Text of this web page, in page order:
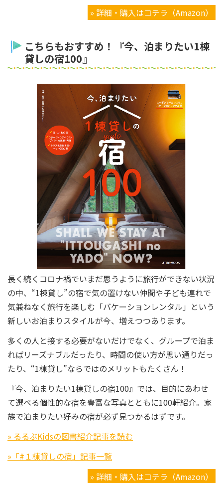
» 詳細・購入はコチラ（Amazon）
こちらもおすすめ！『今、泊まりたい1棟
貸しの宿100』
長く続くコロナ禍でいまだ思うように旅行ができない状況
の中、“1棟貸し”の宿で気の置けない仲間や子ども連れで
気兼ねなく旅行を楽しむ「バケーションレンタル」という
新しいお泊まりスタイルが今、増えつつあります。
多くの人と接する必要がないだけでなく、グループで泊ま
ればリーズナブルだったり、時間の使い方が思い通りだっ
たり、“1棟貸し”ならではのメリットもたくさん！
『今、泊まりたい1棟貸しの宿100』では、目的にあわせ
て選べる個性的な宿を豊富な写真とともに100軒紹介。家
族で泊まりたい好みの宿が必ず見つかるはずです。
» るるぶKidsの図書紹介記事を読む
»「#１棟貸しの宿」記事一覧
» 詳細・購入はコチラ（Amazon）